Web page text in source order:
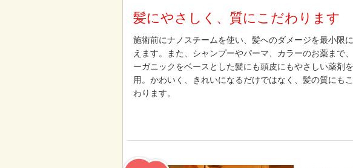
髪にやさしく、質にこだわります
施術前にナノスチームを使い、髪へのダメージを最小限
えます。また、シャンプーやパーマ、カラーのお薬まで
ーガニックをベースとした髪にも頭皮にもやさしい薬剤
用。かわいく、きれいになるだけではなく、髪の質にも
わります。